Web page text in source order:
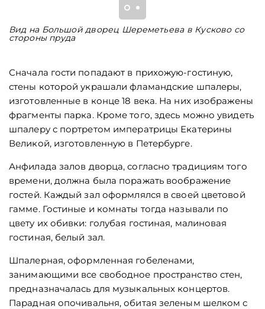
Вид на Большой дворец Шереметьева в Кусково со
стороны пруда
Сначала гости попадают в прихожую-гостиную,
стены которой украшали фламандские шпалеры,
изготовленные в конце 18 века. На них изображены
фрагменты парка. Кроме того, здесь можно увидеть
шпалеру с портретом императрицы Екатерины
Великой, изготовленную в Петербурге.
Анфилада залов дворца, согласно традициям того
времени, должна была поражать воображение
гостей. Каждый зал оформлялся в своей цветовой
гамме. Гостиные и комнаты тогда называли по
цвету их обивки: голубая гостиная, малиновая
гостиная, белый зал.
Шпалерная, оформленная гобеленами,
занимающими все свободное пространство стен,
предназначалась для музыкальных концертов.
Парадная опочивальня, обитая зеленым шелком с